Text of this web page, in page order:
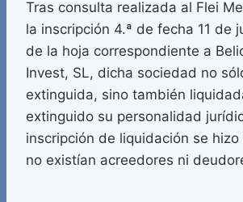
Tras consulta realizada al Flei
la inscripción 4.ª de fecha 11 de
de la hoja correspondiente a
Invest, SL, dicha sociedad no
extinguida, sino también
extinguido su personalidad
inscripción de liquidación se
no existían acreedores ni